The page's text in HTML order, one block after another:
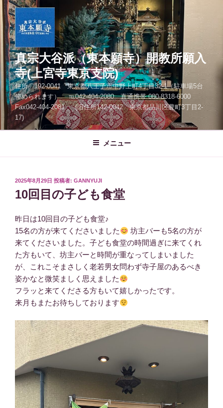
コ
ン
テ
ン
へ
ス
キ
ッ
プ
真宗大谷派（東本願寺）開教所願入
寺(上宮寺東京支院)
住所 192-0041 東京都八王子市中野上町4丁目32-1（駐車場5台
停められます） ℡042-404-2080 直通携帯 080-8318-6000
Fax042-404-2081 (旧住所142-0042 東京都品川区豊町3丁目2-
17)
メニュー
投
稿
日:
2025年8月29日 投稿者: GANNYUJI
10回目の子ども食堂
昨日は10回目の子ども食堂♪
15名の方が来てくださいました
坊主バーも5名の方が
来てくださいました。子ども食堂の時間過ぎに来てくれ
た方もいて、坊主バーと時間が重なってしまいました
が、これこそまさしく老若男女問わず寺子屋のあるべき
姿かなと微笑ましく思えました
フラッと来てくださる方もいて嬉しかったです。
来月もまたお待ちしております